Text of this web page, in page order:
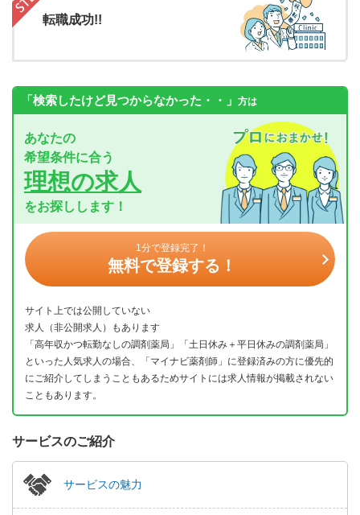
転職成功!!
「検索したけど見つからなかった・・」 方は
あなたの
希望条件に合う
理想の求人
をお探しします！
1分で登録完了！
無料で登録する！
サイト上では公開していない
求人（非公開求人）もあります
「高年収かつ転勤なしの調剤薬局」「土日休み＋平日休みの調剤薬局」
といった人気求人の場合、「マイナビ薬剤師」に登録済みの方に優先的
にご紹介してしまうこともあるためサイトには求人情報が掲載されない
こともあります。
サービスのご紹介
サービスの魅力